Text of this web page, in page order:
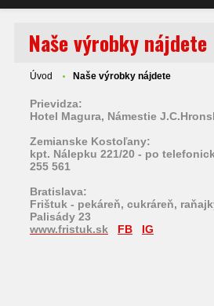
Naše výrobky nájdete
Úvod Naše výrobky nájdete
Prievidza:
Hotel Magura, Námestie
Zemianske Kostoľany:
kpt. Nálepku 221/20 - po
255 561
Bratislava:
Frištuk - pekáreň, cukráreň,
Palisády 23
www.fristuk.sk
FB IG